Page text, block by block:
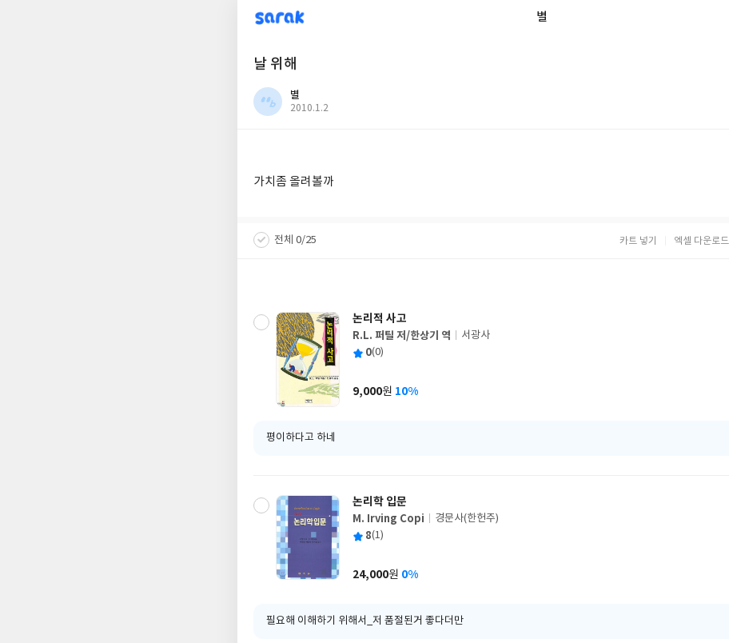
sarak 별
날 위해
별
작
2010.1.2
가치좀 올려볼까
전체 0/25 카트 넣기 엑셀 다운로드
논리적 사고
글
쓴
R.L. 퍼틸 저/한상기 역
출
사
서광사
평 0(0)
가
9,000원 10%
평이하다고 하네
논리학 입문
글
쓴
M. Irving Copi
출
사
경문사(한헌주)
평 8(1)
가
24,000원 0%
필요해 이해하기 위해서_저 품절된거 좋다더만